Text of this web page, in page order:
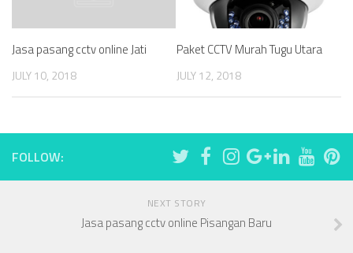
Jasa pasang cctv online Jati
JULY 10, 2018
Paket CCTV Murah Tugu Utara
JULY 12, 2018
FOLLOW:
NEXT STORY
Jasa pasang cctv online Pisangan Baru